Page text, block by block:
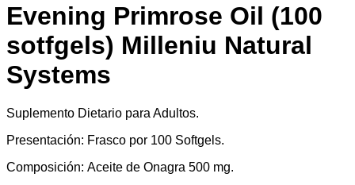
Evening Primrose Oil (100
sotfgels) Milleniu Natural
Systems
Suplemento Dietario para Adultos.
Presentación: Frasco por 100 Softgels.
Composición: Aceite de Onagra 500 mg.